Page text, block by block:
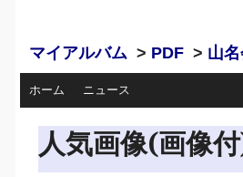
マイアルバム > PDF > 山
ホーム ニュース
人気画像(画像